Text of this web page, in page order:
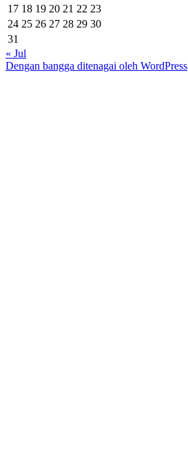
17 18 19 20 21 22 23
24 25 26 27 28 29 30
31
« Jul
Dengan bangga ditenagai oleh WordPress